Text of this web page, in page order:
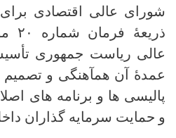
شورای عالی اقتصادی
عالی ریاست جمهوری
عمدۀ آن همآهنگی و
پالیسی ها و برنامه های
و حمایت سرمایه گذاران